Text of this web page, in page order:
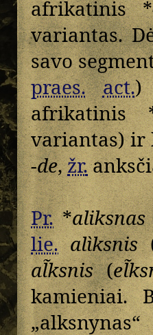
afrikatinis *
variantas.
savo
praes.
act.)
afrikatinis
variantas) ir
-de,žr.
Pr.*aliksnas
lie. alìksnis
al̃ksnis(
kamieniai.